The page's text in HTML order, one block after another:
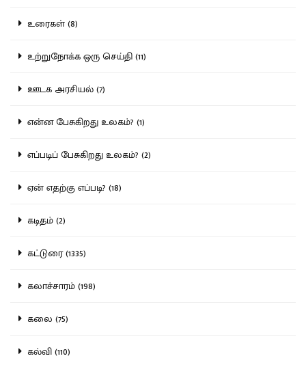
உரைகள் (8)
உற்றுநோக்க ஒரு செய்தி (11)
ஊடக அரசியல் (7)
என்ன பேசுகிறது உலகம்? (1)
எப்படிப் பேசுகிறது உலகம்? (2)
ஏன் எதற்கு எப்படி? (18)
கடிதம் (2)
கட்டுரை (1335)
கலாச்சாரம் (198)
கலை (75)
கல்வி (110)